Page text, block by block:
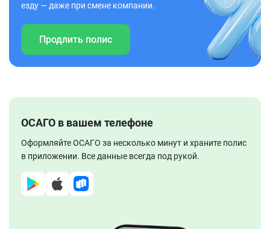
езду — даже при смене компании.
Продлить полис
ОСАГО в вашем телефоне
Оформляйте ОСАГО за несколько минут и храните полис
в приложении. Все данные всегда под рукой.